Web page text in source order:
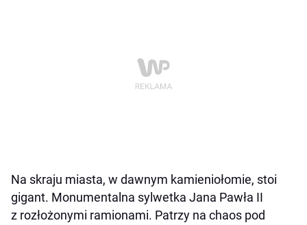
Na skraju miasta, w dawnym kamieniołomie, stoi
gigant. Monumentalna sylwetka Jana Pawła II
z rozłożonymi ramionami. Patrzy na chaos pod